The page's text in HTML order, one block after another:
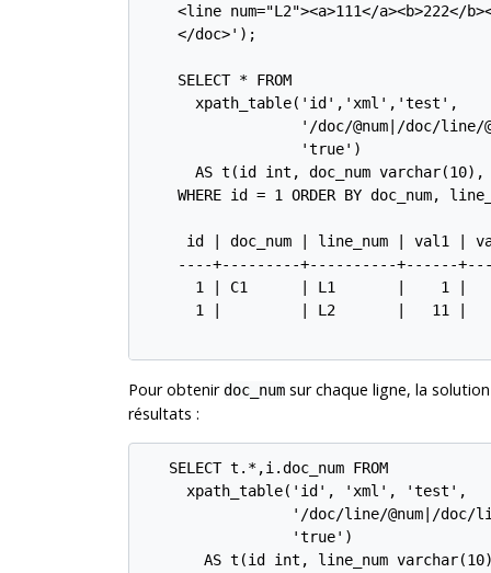
<line num="L2"><a>111</a><b>222</
    </doc>');
    SELECT * FROM
      xpath_table('id','xml','test',
'/doc/@num|/doc/
                  'true')
AS t(id int, doc_num
WHERE id = 1 ORDER BY doc_num,
id | doc_num | line_num | val1 |
----+---------+----------+------
1 | C1      | L1       |    1 |
1 |         | L2       |   11 |
Pour obtenirdoc_numsur chaque ligne, la
résultats :
   SELECT t.*,i.doc_num FROM
     xpath_table('id', 'xml', 'test',
'/doc/line/@num|/doc/
                 'true')
AS t(id int, line_num